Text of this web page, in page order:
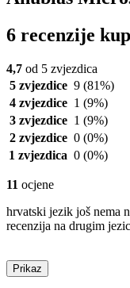
6 recenzije
4,7 od 5 zvjezdica
5 zvjezdice 9 (81%)
4 zvjezdice 1 (9%)
3 zvjezdice 1 (9%)
2 zvjezdice 0 (0%)
1 zvjezdica 0 (0%)
11 ocjene
hrvatski jezik još nema
recenzija na drugim
Prikaz